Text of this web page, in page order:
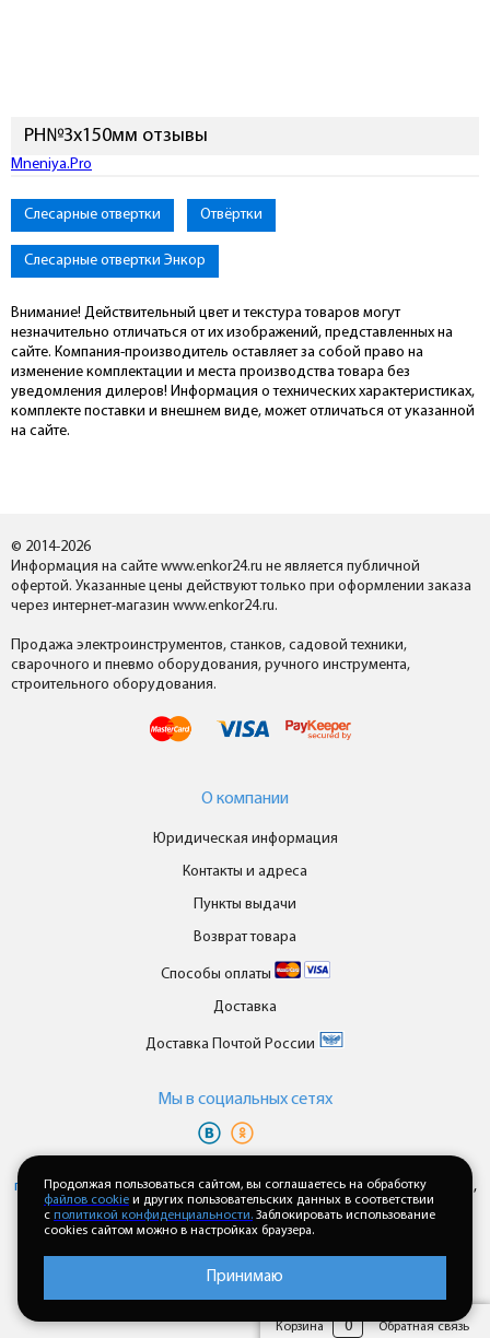
PH№3х150мм отзывы
Подключиться к Mneniya.Pro
Слесарные отвертки Отвёртки
Слесарные отвертки Энкор
Внимание! Действительный цвет и текстура товаров могут
незначительно отличаться от их изображений, представленных на
сайте. Компания-производитель оставляет за собой право на
изменение комплектации и места производства товара без
уведомления дилеров! Информация о технических характеристиках,
комплекте поставки и внешнем виде, может отличаться от указанной
на сайте.
© 2014-2026
Информация на сайте www.enkor24.ru не является публичной
офертой. Указанные цены действуют только при оформлении заказа
через интернет-магазин www.enkor24.ru.
Продажа электроинструментов, станков, садовой техники,
сварочного и пневмо оборудования, ручного инструмента,
строительного оборудования.
О компании
Юридическая информация
Контакты и адреса
Пункты выдачи
Возврат товара
Способы оплаты
Доставка
Доставка Почтой России
Мы в cоциальных сетях
персональных данныхипользовательского соглашениякаждый раз,
когда оставляете свои данные в любой форме обратной связи на
сайте enkor24.ru
Корзина 0 Обратная связь
Продолжая пользоваться сайтом, вы соглашаетесь на обработку
файлов cookie и других пользовательских данных в соответствии
с политикой конфиденциальности. Заблокировать использование
cookies сайтом можно в настройках браузера.
Принимаю